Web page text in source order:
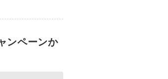
ンペーンか